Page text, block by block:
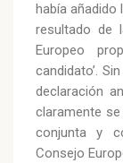
había añadido
resultado de
Europeo
candidato’.
declaración
claramente
conjunta y
Consejo